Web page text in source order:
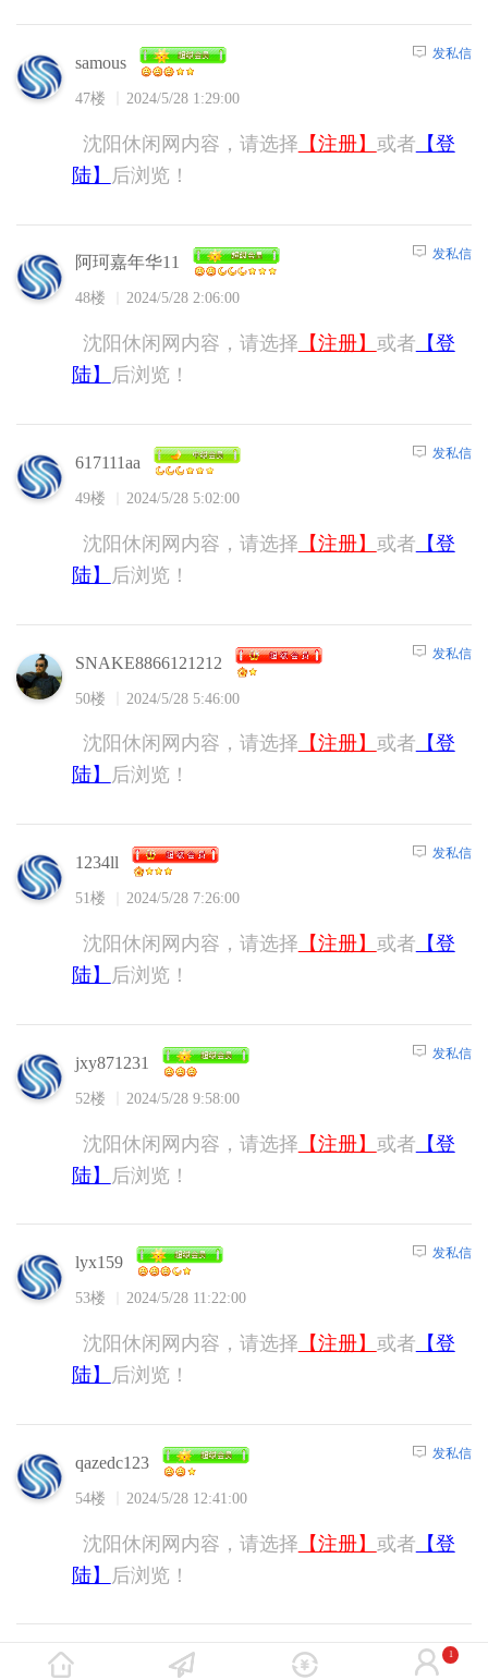
samous
47楼 2024/5/28 1:29:00
发私信
沈阳休闲网内容，请选择 【注册】 或者 【登
陆】
后浏览！
阿珂嘉年华11
48楼 2024/5/28 2:06:00
发私信
沈阳休闲网内容，请选择 【注册】 或者 【登
陆】
后浏览！
617111aa
49楼 2024/5/28 5:02:00
发私信
沈阳休闲网内容，请选择 【注册】 或者 【登
陆】
后浏览！
SNAKE8866121212
50楼 2024/5/28 5:46:00
发私信
沈阳休闲网内容，请选择 【注册】 或者 【登
陆】
后浏览！
1234ll
51楼 2024/5/28 7:26:00
发私信
沈阳休闲网内容，请选择 【注册】 或者 【登
陆】
后浏览！
jxy871231
52楼 2024/5/28 9:58:00
发私信
沈阳休闲网内容，请选择 【注册】 或者 【登
陆】
后浏览！
lyx159
53楼 2024/5/28 11:22:00
发私信
沈阳休闲网内容，请选择 【注册】 或者 【登
陆】
后浏览！
qazedc123
54楼 2024/5/28 12:41:00
发私信
沈阳休闲网内容，请选择 【注册】 或者 【登
陆】
后浏览！
发私信
1